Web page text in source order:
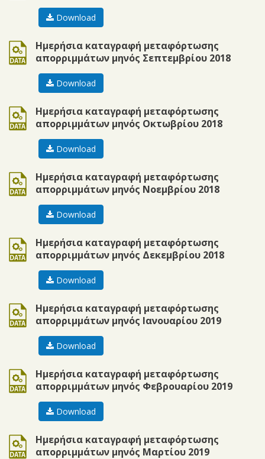
Download
Ημερήσια καταγραφή μεταφόρτωσης
απορριμμάτων μηνός Σεπτεμβρίου 2018
ods
Download
Ημερήσια καταγραφή μεταφόρτωσης
απορριμμάτων μηνός Οκτωβρίου 2018
data
Download
Ημερήσια καταγραφή μεταφόρτωσης
απορριμμάτων μηνός Νοεμβρίου 2018
ods
Download
Ημερήσια καταγραφή μεταφόρτωσης
απορριμμάτων μηνός Δεκεμβρίου 2018
ods
Download
Ημερήσια καταγραφή μεταφόρτωσης
απορριμμάτων μηνός Ιανουαρίου 2019
ods
Download
Ημερήσια καταγραφή μεταφόρτωσης
απορριμμάτων μηνός Φεβρουαρίου 2019
ods
Download
Ημερήσια καταγραφή μεταφόρτωσης
απορριμμάτων μηνός Μαρτίου 2019
ods